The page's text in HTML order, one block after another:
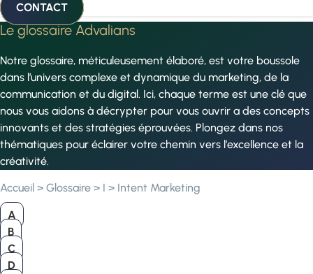
CONTACT
Le glossaire Advalians
Notre glossaire, méticuleusement élaboré, est votre boussole
dans l’univers complexe et dynamique du marketing, de la
communication et du digital. Ici, chaque terme est une clé que
nous vous aidons à décrypter pour vous ouvrir a des concepts
innovants et des stratégies éprouvées. Plongez dans nos
thématiques pour éclairer votre chemin vers l’excellence et la
créativité.
Accueil > Glossaire > I > Intent Marketing
A
B
C
D